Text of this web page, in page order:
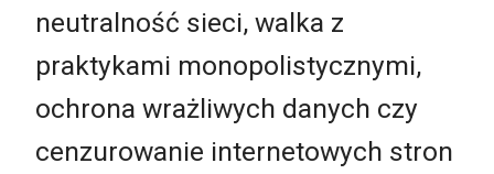
neutralność sieci, walka z
praktykami monopolistycznymi,
ochrona wrażliwych danych czy
cenzurowanie internetowych stron